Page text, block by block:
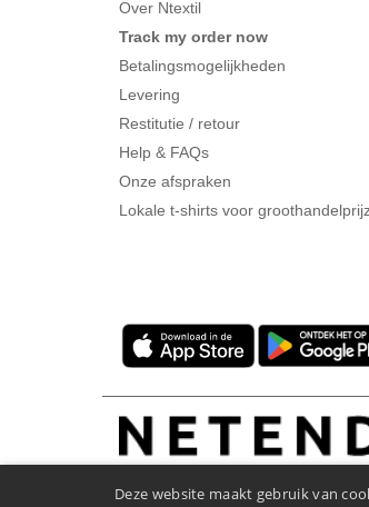
Over Ntextil
Track my order now
Betalingsmogelijkheden
Levering
Restitutie / retour
Help & FAQs
Onze afspraken
Lokale t-shirts voor
Deze website maakt gebruik van